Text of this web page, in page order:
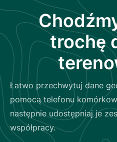
trochę
Łatwo przechwytuj dane
pomocą telefonu
następnie udostępniaj je
współpracy.